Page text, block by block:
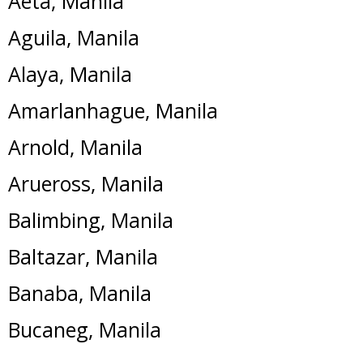
Aguila, Manila
Alaya, Manila
Amarlanhague, Manila
Arnold, Manila
Arueross, Manila
Balimbing, Manila
Baltazar, Manila
Banaba, Manila
Bucaneg, Manila